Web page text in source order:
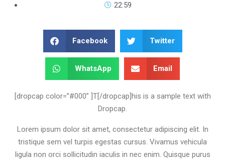
22:59
Facebook Twitter
WhatsApp Email
[dropcap color=”#000” ]T[/dropcap]his is a sample text with
Dropcap.
Lorem ipsum dolor sit amet, consectetur adipiscing elit. In
tristique sem vel turpis egestas cursus. Vivamus vehicula
ligula non orci sollicitudin iaculis in nec enim. Quisque purus